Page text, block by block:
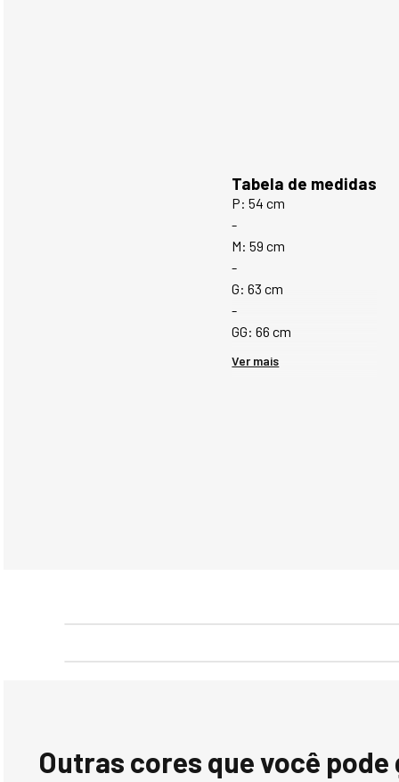
Tabela de medidas
P: 54 cm
-
M: 59 cm
-
G: 63 cm
-
GG: 66 cm
Ver mais
-48% -40%